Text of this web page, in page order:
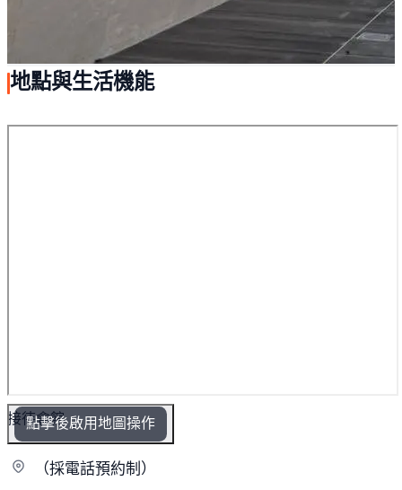
地點與生活機能
點擊後啟用地圖操作
接待會館
（採電話預約制）